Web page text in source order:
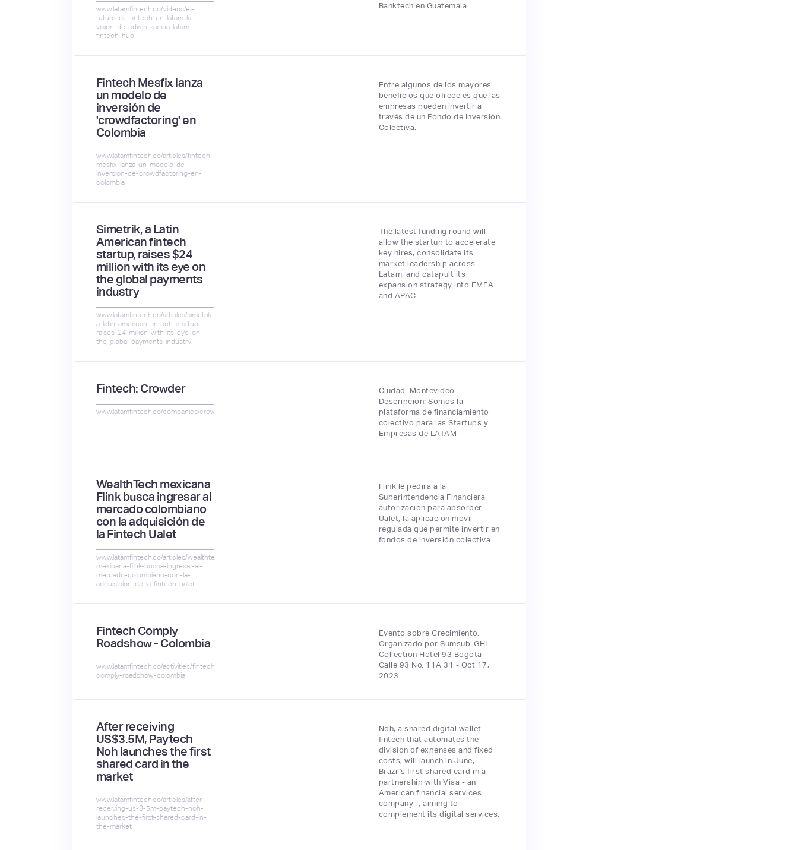
www.latamfintech.co/videos/el-
futuro-de-fintech-en-latam-la-
vision-de-edwin-zacipa-latam-
fintech-hub
Banktech en Guatemala.
Fintech Mesfix lanza
un modelo de
inversión de
'crowdfactoring' en
Colombia
www.latamfintech.co/articles/fintech-
mesfix-lanza-un-modelo-de-
inversion-de-crowdfactoring-en-
colombia
Entre algunos de los mayores
beneficios que ofrece es que las
empresas pueden invertir a
través de un Fondo de Inversión
Colectiva.
Simetrik, a Latin
American fintech
startup, raises $24
million with its eye on
the global payments
industry
www.latamfintech.co/articles/simetrik-
a-latin-american-fintech-startup-
raises-24-million-with-its-eye-on-
the-global-payments-industry
The latest funding round will
allow the startup to accelerate
key hires, consolidate its
market leadership across
Latam, and catapult its
expansion strategy into EMEA
and APAC.
Fintech: Crowder
www.latamfintech.co/companies/crowder
Ciudad: Montevideo
Descripción: Somos la
plataforma de financiamiento
colectivo para las Startups y
Empresas de LATAM
WealthTech mexicana
Flink busca ingresar al
mercado colombiano
con la adquisición de
la Fintech Ualet
www.latamfintech.co/articles/wealthtech-
mexicana-flink-busca-ingresar-al-
mercado-colombiano-con-la-
adquisicion-de-la-fintech-ualet
Flink le pedirá a la
Superintendencia Financiera
autorización para absorber
Ualet, la aplicación móvil
regulada que permite invertir en
fondos de inversión colectiva.
Fintech Comply
Roadshow - Colombia
www.latamfintech.co/activities/fintech-
comply-roadshow-colombia
Evento sobre Crecimiento.
Organizado por Sumsub. GHL
Collection Hotel 93 Bogotá
Calle 93 No. 11A 31 - Oct 17,
2023
After receiving
US$3.5M, Paytech
Noh launches the first
shared card in the
market
www.latamfintech.co/articles/after-
receiving-us-3-5m-paytech-noh-
launches-the-first-shared-card-in-
the-market
Noh, a shared digital wallet
fintech that automates the
division of expenses and fixed
costs, will launch in June,
Brazil's first shared card in a
partnership with Visa - an
American financial services
company -, aiming to
complement its digital services.